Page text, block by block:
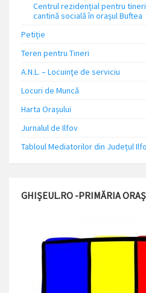
Centrul rezidențial pentru
cantină socială în orașul Buftea
Petiție
Teren pentru Tineri
A.N.L. – Locuinţe de serviciu
Locuri de Muncă
Harta Orașului
Jurnalul de Ilfov
Tabloul Mediatorilor din Județul
GHIȘEUL.RO -PRIMĂRIA